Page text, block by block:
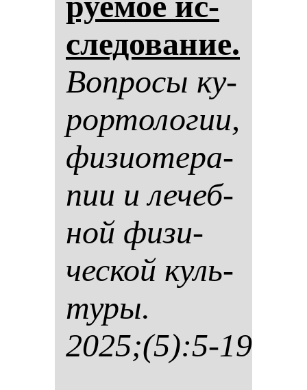
сле­до­ва­ние.
Воп­ро­сы ку­
рор­то­ло­гии,
фи­зи­оте­ра­
пии и ле­чеб­
ной фи­зи­
чес­кой куль­
ту­ры.
2025;(5):5-19